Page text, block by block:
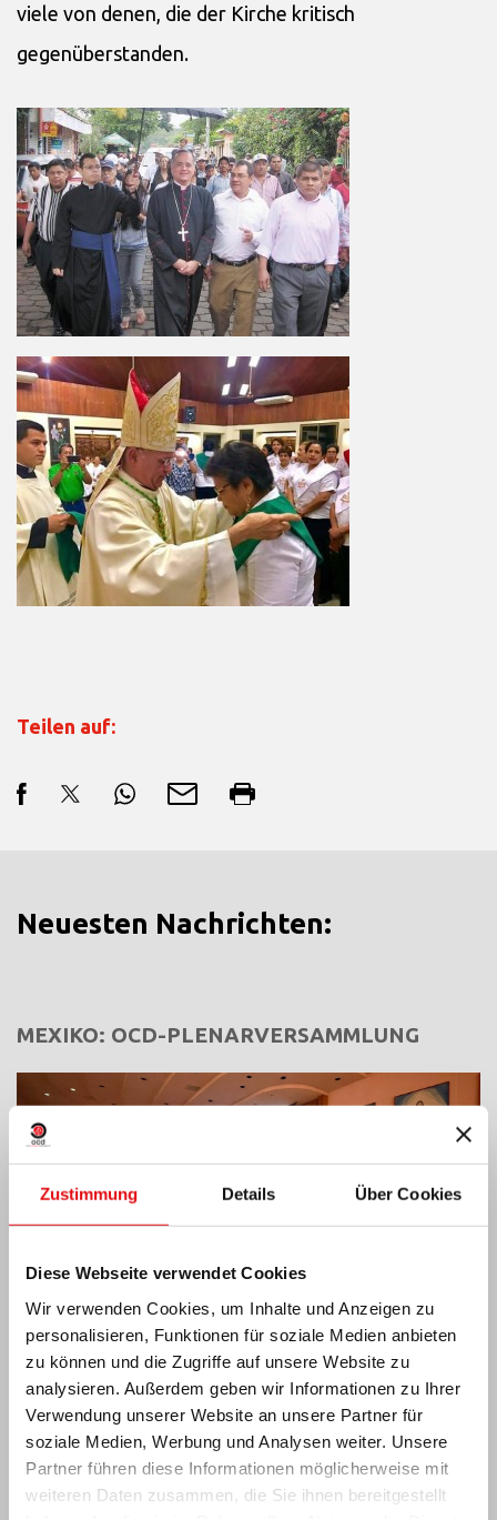
Zustimmung Details Über Cookies
Diese Webseite verwendet Cookies
Wir verwenden Cookies, um Inhalte und Anzeigen zu
personalisieren, Funktionen für soziale Medien anbieten
zu können und die Zugriffe auf unsere Website zu
analysieren. Außerdem geben wir Informationen zu Ihrer
Verwendung unserer Website an unsere Partner für
soziale Medien, Werbung und Analysen weiter. Unsere
Partner führen diese Informationen möglicherweise mit
weiteren Daten zusammen, die Sie ihnen bereitgestellt
viele von denen, die der Kirche kritisch
gegenüberstanden.
Teilen auf:
Neuesten Nachrichten:
MEXIKO: OCD-PLENARVERSAMMLUNG
Indien: Segnung und Einweihung des „Lumen
Carmeli“